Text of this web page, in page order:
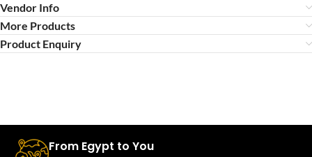
Vendor Info
More Products
Product Enquiry
From Egypt to You